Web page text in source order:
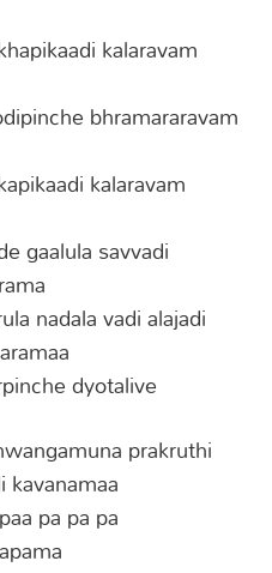
kalaravam
bhramararavam
kalaravam
gaalula savvadi
nadala vadi alajadi
dyotalive
prakruthi
kavanamaa
pa pa pa